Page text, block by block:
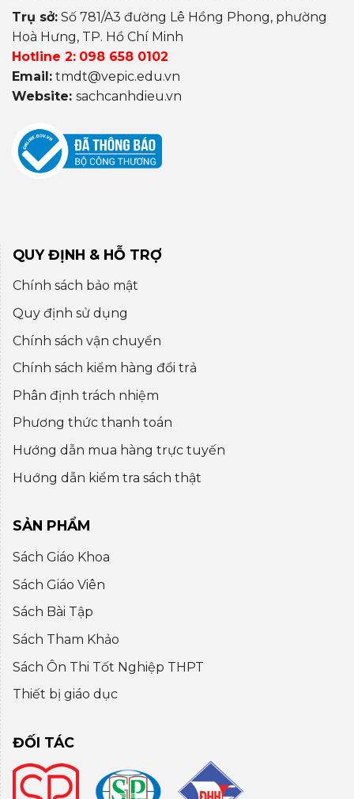
Trụ sở: Số 781/A3 đường Lê Hồng Phong, phường
Hoà Hưng, TP. Hồ Chí Minh
Hotline 2: 098 658 0102
Email: tmdt@vepic.edu.vn
Website: sachcanhdieu.vn
QUY ĐỊNH & HỖ TRỢ
Chính sách bảo mật
Quy định sử dụng
Chính sách vận chuyển
Chính sách kiểm hàng đổi trả
Phân định trách nhiệm
Phương thức thanh toán
Hướng dẫn mua hàng trực tuyến
Huớng dẫn kiểm tra sách thật
SẢN PHẨM
Sách Giáo Khoa
Sách Giáo Viên
Sách Bài Tập
Sách Tham Khảo
Sách Ôn Thi Tốt Nghiệp THPT
Thiết bị giáo dục
ĐỐI TÁC